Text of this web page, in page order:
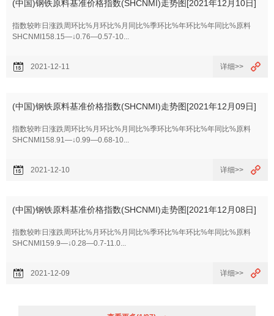
(中国)钢铁原料基准价格指数(SHCNMI)走势图[2021年12月10日]
指数较昨日涨跌周环比%月环比%月同比%季环比%年环比%年同比%原料
SHCNMI158.15—↓0.76—0.57-10...
2021-12-11 详细>>
(中国)钢铁原料基准价格指数(SHCNMI)走势图[2021年12月09日]
指数较昨日涨跌周环比%月环比%月同比%季环比%年环比%年同比%原料
SHCNMI158.91—↓0.99—0.68-10...
2021-12-10 详细>>
(中国)钢铁原料基准价格指数(SHCNMI)走势图[2021年12月08日]
指数较昨日涨跌周环比%月环比%月同比%季环比%年环比%年同比%原料
SHCNMI159.9—↓0.28—0.7-11.0...
2021-12-09 详细>>